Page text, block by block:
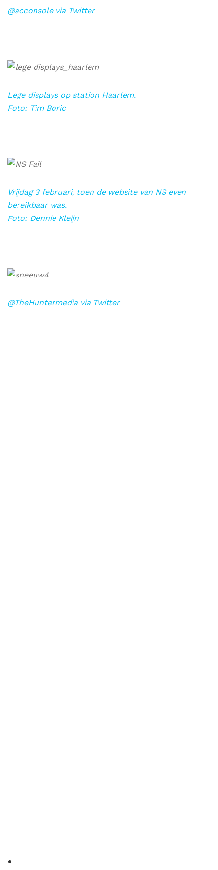
@acconsole via Twitter
Lege displays op station Haarlem.
Foto: Tim Boric
Vrijdag 3 februari, toen de website van NS even
bereikbaar was.
Foto: Dennie Kleijn
@TheHuntermedia via Twitter